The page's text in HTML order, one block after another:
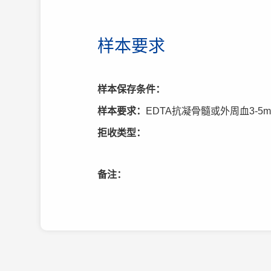
样本要求
样本保存条件：
样本要求： EDTA抗凝骨髓或外周血3-
拒收类型：
备注：